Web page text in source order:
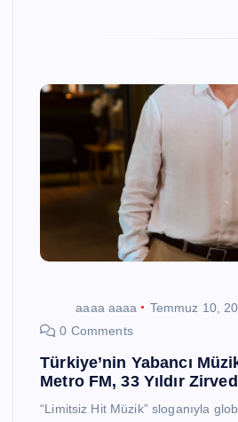
aaaa aaaa
Temmuz 10,
0 Comments
Türkiye’nin Yabancı
Metro FM, 33 Yıldır
“Limitsiz Hit Müzik” sloganıyla